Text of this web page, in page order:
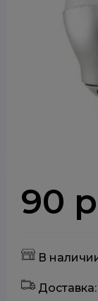
90
В